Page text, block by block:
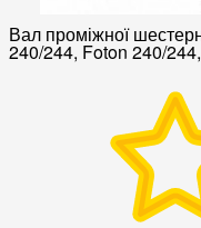
Вал проміжної
240/244, Foton 240/